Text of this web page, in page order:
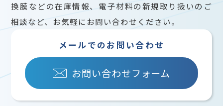
換膜などの在庫情報、電子材料の新規取り扱いのご
相談など、お気軽にお問い合わせください。
メールでのお問い合わせ
お問い合わせフォーム